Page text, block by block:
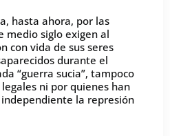
hasta ahora, por las
medio siglo exigen al
con vida de sus seres
durante el
“guerra sucia”, tampoco
ni por quienes han
la represión